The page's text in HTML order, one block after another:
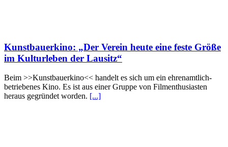
Kunstbauerkino: „Der Verein heute eine feste Größe
im Kulturleben der Lausitz“
Beim >>Kunstbauerkino<< handelt es sich um ein ehrenamtlich-
betriebenes Kino. Es ist aus einer Gruppe von Film­ent­husias­ten
heraus gegrün­det worden. [...]